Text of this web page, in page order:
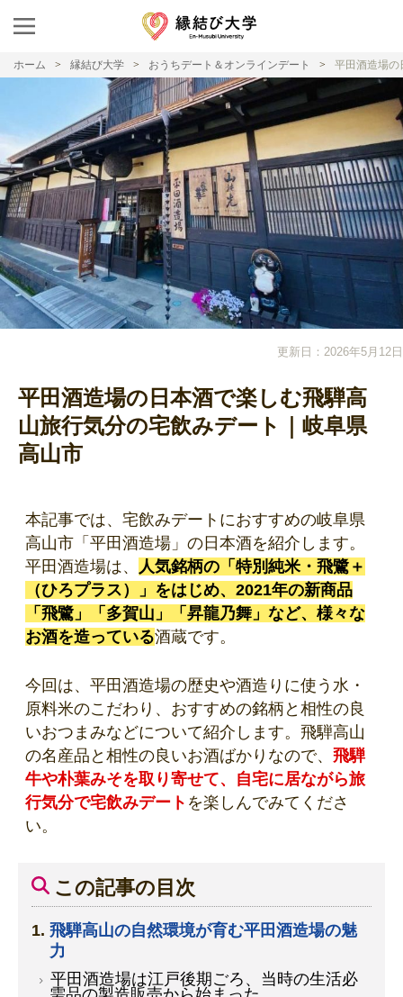
ホーム 縁結び大学 おうちデート＆オンラインデート 平田酒造場の
更新日：2026年5月12日
平田酒造場の日本酒で楽しむ飛騨高
山旅行気分の宅飲みデート｜岐阜県
高山市
本記事では、宅飲みデートにおすすめの岐阜県
高山市「平田酒造場」の日本酒を紹介します。
平田酒造場は、
人気銘柄の「特別純米・飛鷺＋
（ひろプラス）」をはじめ、2021年の新商品
「飛鷺」「多賀山」「昇龍乃舞」など、様々な
お酒を造っている酒蔵です。
今回は、平田酒造場の歴史や酒造りに使う水・
原料米のこだわり、おすすめの銘柄と相性の良
いおつまみなどについて紹介します。飛騨高山
の名産品と相性の良いお酒ばかりなので、 飛騨
牛や朴葉みそを取り寄せて、自宅に居ながら旅
行気分で宅飲みデート を楽しんでみてくださ
い。
この記事の目次
飛騨高山の自然環境が育む平田酒造場の魅
力
平田酒造場は江戸後期ごろ、当時の生活必